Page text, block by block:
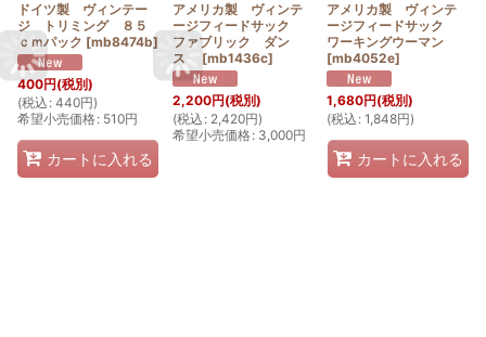
ドイツ製 ヴィンテー
ジ トリミング ８５
ｃｍパック [mb8474b]
400円(税別)
(税込 : 440円)
希望小売価格: 510円
カートに入れる
アメリカ製 ヴィンテ
ージフィードサック
ファブリック ダン
ス
[mb1436c]
2,200円(税別)
(税込 : 2,420円)
希望小売価格: 3,000円
アメリカ製 ヴィンテ
ージフィードサック
ワーキングウーマン
[mb4052e]
1,680円(税別)
(税込 : 1,848円)
カートに入れる